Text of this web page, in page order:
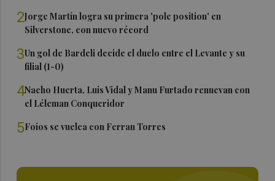
2Jorge Martín logra su primera 'pole position' en
Silverstone, con nuevo récord
3Un gol de Bardeli decide el duelo entre el Levante y su
filial (1-0)
4Nacho Huerta, Luis Vidal y Manu Furtado renuevan con
el Léleman Conqueridor
5Foios se vuelca con Ferran Torres